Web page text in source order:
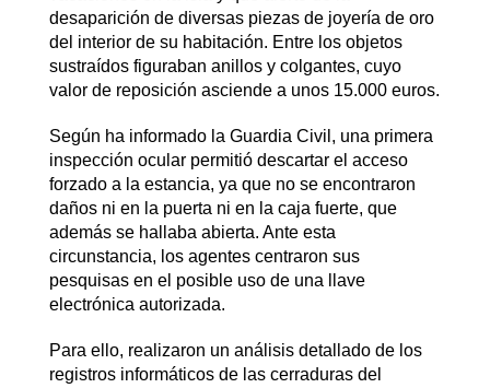
desaparición de diversas piezas de joyería de oro
del interior de su habitación. Entre los objetos
sustraídos figuraban anillos y colgantes, cuyo
valor de reposición asciende a unos 15.000 euros.
Según ha informado la Guardia Civil, una primera
inspección ocular permitió descartar el acceso
forzado a la estancia, ya que no se encontraron
daños ni en la puerta ni en la caja fuerte, que
además se hallaba abierta. Ante esta
circunstancia, los agentes centraron sus
pesquisas en el posible uso de una llave
electrónica autorizada.
Para ello, realizaron un análisis detallado de los
registros informáticos de las cerraduras del